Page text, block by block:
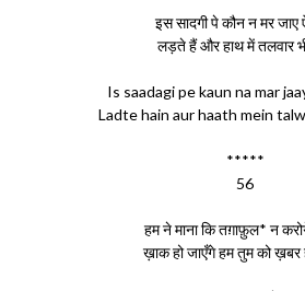
इस सादगी पे कौन न मर जाए
लड़ते हैं और हाथ में तलवार
Is saadagi pe kaun na mar
Ladte hain aur haath mein
*****
56
हम ने माना कि तग़ाफ़ुल* न
ख़ाक हो जाएँगे हम तुम को